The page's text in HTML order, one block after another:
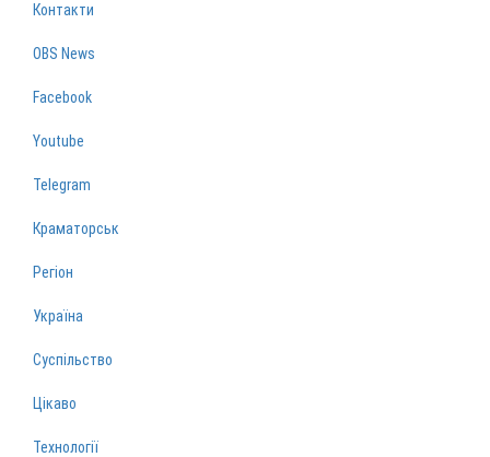
Контакти
OBS News
Facebook
Youtube
Telegram
Краматорськ
Регіон
Україна
Суспільство
Цікаво
Технології